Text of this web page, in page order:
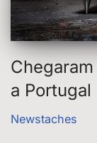
a Portugal
Newstaches